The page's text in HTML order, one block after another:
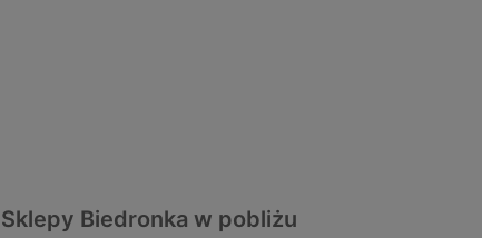
Sklepy Biedronka w pobliżu